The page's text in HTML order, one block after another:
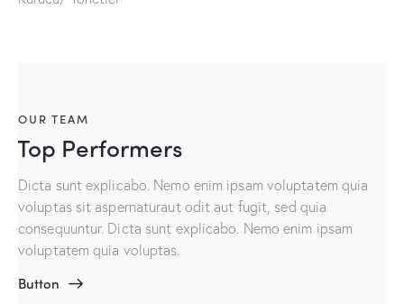
OUR TEAM
Top Performers
Dicta sunt explicabo. Nemo enim ipsam voluptatem quia
voluptas sit aspernaturaut odit aut fugit, sed quia
consequuntur. Dicta sunt explicabo. Nemo enim ipsam
voluptatem quia voluptas.
Button